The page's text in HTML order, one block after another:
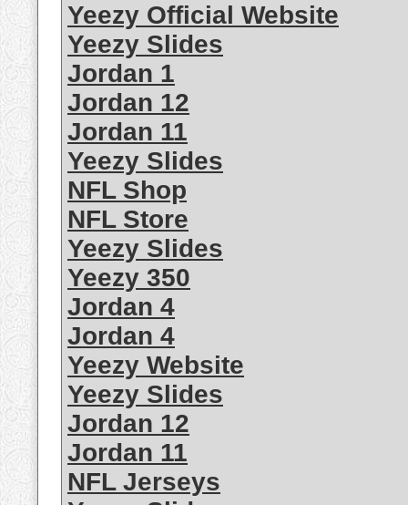
Yeezy Official Website
Yeezy Slides
Jordan 1
Jordan 12
Jordan 11
Yeezy Slides
NFL Shop
NFL Store
Yeezy Slides
Yeezy 350
Jordan 4
Jordan 4
Yeezy Website
Yeezy Slides
Jordan 12
Jordan 11
NFL Jerseys